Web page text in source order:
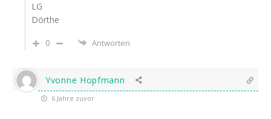
LG
Dörthe
0
Antworten
Yvonne Hopfmann
6 Jahre zuvor